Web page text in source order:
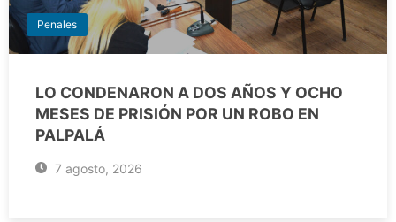
Penales
LO CONDENARON A DOS AÑOS Y OCHO
MESES DE PRISIÓN POR UN ROBO EN
PALPALÁ
7 agosto, 2026